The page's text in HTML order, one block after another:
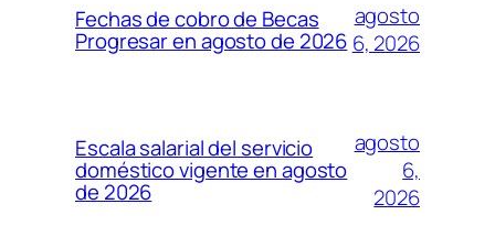
Fechas de cobro de Becas
Progresar en agosto de 2026
agosto
6, 2026
Escala salarial del servicio
doméstico vigente en agosto
de 2026
agosto
6,
2026